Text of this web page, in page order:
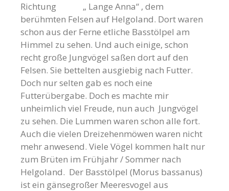
Richtung „ Lange Anna“ , dem
berühmten Felsen auf Helgoland. Dort waren
schon aus der Ferne etliche Basstölpel am
Himmel zu sehen. Und auch einige, schon
recht große Jungvögel saßen dort auf den
Felsen. Sie bettelten ausgiebig nach Futter.
Doch nur selten gab es noch eine
Futterübergabe. Doch es machte mir
unheimlich viel Freude, nun auch Jungvögel
zu sehen. Die Lummen waren schon alle fort.
Auch die vielen Dreizehenmöwen waren nicht
mehr anwesend. Viele Vögel kommen halt nur
zum Brüten im Frühjahr / Sommer nach
Helgoland. Der Basstölpel (Morus bassanus)
ist ein gänsegroßer Meeresvogel aus